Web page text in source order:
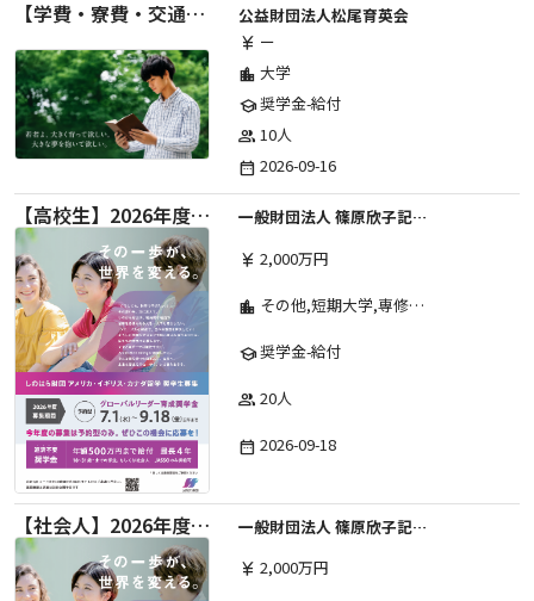
【学費・寮費・交通費給付】2027年度第71期育英生募集
公益財団法人松尾育英会
currency_yen ー
location_city 大学
school奨学金-給付
group 10人
date_range 2026-09-16
【高校生】2026年度 しのはら財団 アメリカ・イギリス・カナダ英語留学奨学金
一般財団法人 篠原欣子記念財団 (海外留学奨学金グループ)
currency_yen 2,000万円
location_city その他,短期大学,専修学校,高等専門学校,高等学校,大学院,大学
school奨学金-給付
group 20人
date_range 2026-09-18
【社会人】2026年度 しのはら財団 アメリカ・イギリス・カナダ英語留学奨学金
一般財団法人 篠原欣子記念財団 (海外留学奨学金グループ)
currency_yen 2,000万円